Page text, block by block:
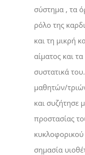
σύστημα , τα
ρόλο της
και τη μικρή
αίματος και τα
συστατικά
μαθητών/
και συζήτησε
προστασίας
κυκλοφορικού
σημασία